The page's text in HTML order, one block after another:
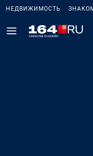
НЕДВИЖИМОСТЬ